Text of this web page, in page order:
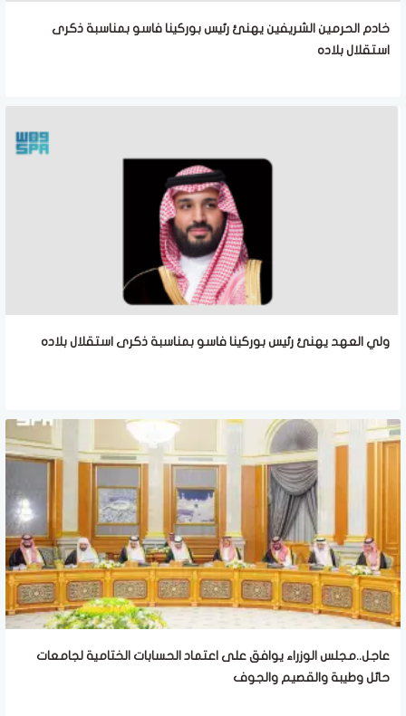
خادم الحرمين الشريفين يهنئ رئيس بوركينا فاسو بمناسبة ذكرى
استقلال بلاده
ولي العهد يهنئ رئيس بوركينا فاسو بمناسبة ذكرى استقلال بلاده
عاجل..مجلس الوزراء يوافق على اعتماد الحسابات الختامية لجامعات
حائل وطيبة والقصيم والجوف